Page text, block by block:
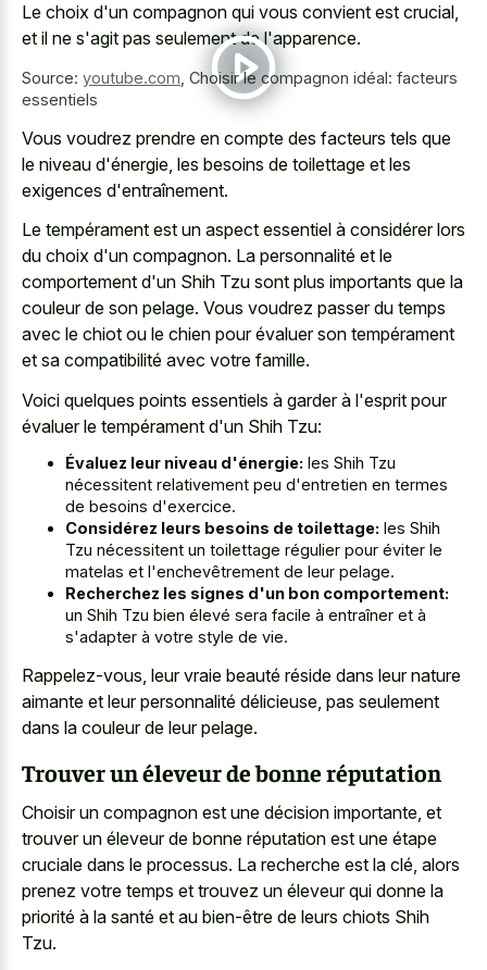
Le choix d'un compagnon qui vous convient est crucial,
et il ne s'agit pas seulement de l'apparence.
Source: youtube.com Choisir le compagnon idéal: facteurs
essentiels
Vous voudrez prendre en compte des facteurs tels que
le niveau d'énergie, les besoins de toilettage et les
exigences d'entraînement.
Le tempérament est un aspect essentiel à considérer lors
du choix d'un compagnon. La personnalité et le
comportement d'un Shih Tzu sont plus importants que la
couleur de son pelage. Vous voudrez passer du temps
avec le chiot ou le chien pour évaluer son tempérament
et sa compatibilité avec votre famille.
Voici quelques points essentiels à garder à l'esprit pour
évaluer le tempérament d'un Shih Tzu:
Évaluez leur niveau d'énergie: les Shih Tzu
nécessitent relativement peu d'entretien en termes
de besoins d'exercice.
Considérez leurs besoins de toilettage: les Shih
Tzu nécessitent un toilettage régulier pour éviter le
matelas et l'enchevêtrement de leur pelage.
Recherchez les signes d'un bon comportement:
un Shih Tzu bien élevé sera facile à entraîner et à
s'adapter à votre style de vie.
Rappelez-vous, leur vraie beauté réside dans leur nature
aimante et leur personnalité délicieuse, pas seulement
dans la couleur de leur pelage.
Trouver un éleveur de bonne réputation
Choisir un compagnon est une décision importante, et
trouver un éleveur de bonne réputation est une étape
cruciale dans le processus. La recherche est la clé, alors
prenez votre temps et trouvez un éleveur qui donne la
priorité à la santé et au bien-être de leurs chiots Shih
Tzu.